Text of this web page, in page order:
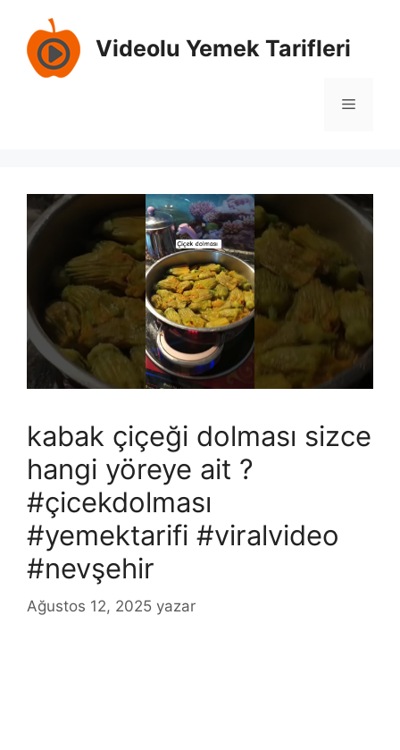
Videolu Yemek Tarifleri
Menü
kabak çiçeği dolması sizce
hangi yöreye ait ?
#çicekdolması
#yemektarifi #viralvideo
#nevşehir
Ağustos 12, 2025 yazar